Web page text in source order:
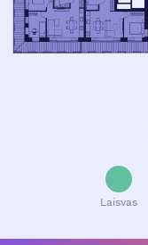
Laisvas